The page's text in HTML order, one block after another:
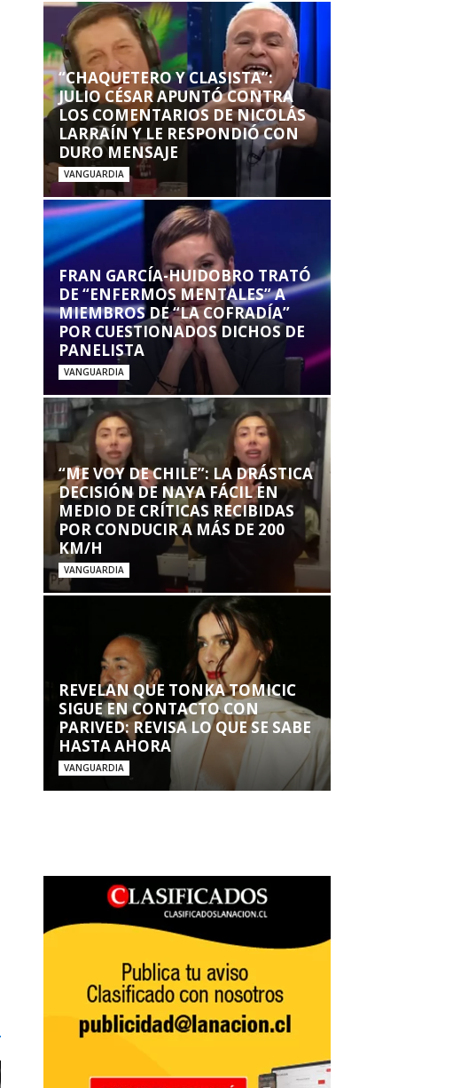
“CHAQUETERO Y CLASISTA”:
JULIO CÉSAR APUNTÓ CONTRA
LOS COMENTARIOS DE NICOLÁS
LARRAÍN Y LE RESPONDIÓ CON
DURO MENSAJE
VANGUARDIA
FRAN GARCÍA-HUIDOBRO TRATÓ
DE “ENFERMOS MENTALES” A
MIEMBROS DE “LA COFRADÍA”
POR CUESTIONADOS DICHOS DE
PANELISTA
VANGUARDIA
“ME VOY DE CHILE”: LA DRÁSTICA
DECISIÓN DE NAYA FÁCIL EN
MEDIO DE CRÍTICAS RECIBIDAS
POR CONDUCIR A MÁS DE 200
KM/H
VANGUARDIA
REVELAN QUE TONKA TOMICIC
SIGUE EN CONTACTO CON
PARIVED: REVISA LO QUE SE SABE
HASTA AHORA
VANGUARDIA